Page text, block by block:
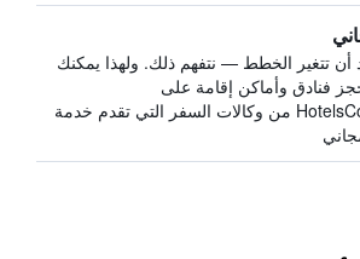
أن تتغير الخطط — نتفهم ذلك. ولهذا يمكنك
فنادق وأماكن إقامة على
HotelsCombined من وكالات السفر التي تقدم خدمة